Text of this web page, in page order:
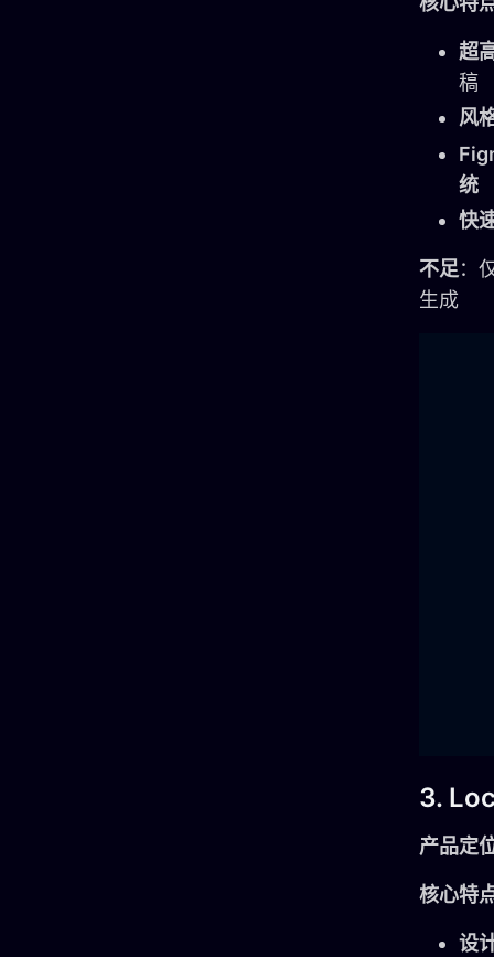
超
稿
风
统
快
不足：
生成
3.
产品定
核心特
设